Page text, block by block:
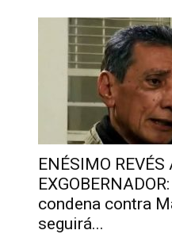
ENÉSIMO REVÉS
condena contra
seguirá...